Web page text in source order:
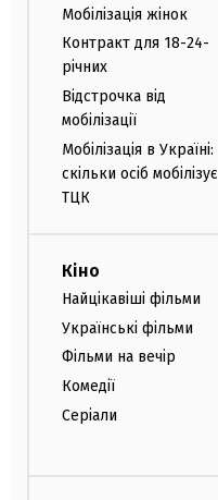
Мобілізація жінок
Контракт для 18-24-
річних
Відстрочка від
мобілізації
Мобілізація в Україні:
скільки осіб мобілізує
ТЦК
Кіно
Найцікавіші фільми
Українські фільми
Фільми на вечір
Комедії
Серіали